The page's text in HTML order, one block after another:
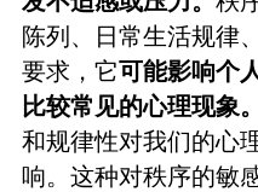
陈列、日常生活规律
要求，它可能影响个
比较常见的心理现象。
和规律性对我们的心
响。这种对秩序的敏